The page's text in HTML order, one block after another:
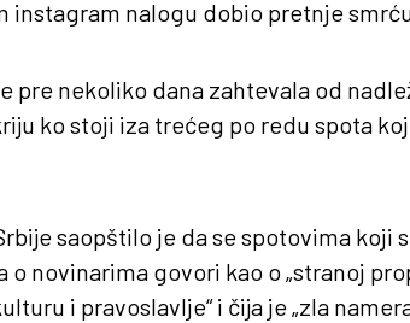
instagram nalogu dobio pretnje
pre nekoliko dana zahtevala od
ko stoji iza trećeg po redu spota
saopštilo je da se spotovima koji
novinarima govori kao o „stranoj
i pravoslavlje“ i čija je „zla